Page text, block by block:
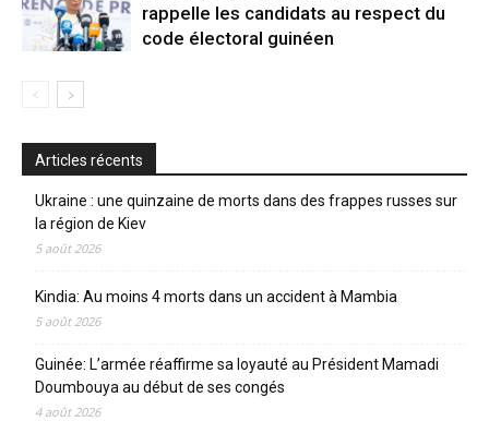
rappelle les candidats au respect du
code électoral guinéen
Articles récents
Ukraine : une quinzaine de morts dans des frappes russes sur
la région de Kiev
5 août 2026
Kindia: Au moins 4 morts dans un accident à Mambia
5 août 2026
Guinée: L’armée réaffirme sa loyauté au Président Mamadi
Doumbouya au début de ses congés
4 août 2026